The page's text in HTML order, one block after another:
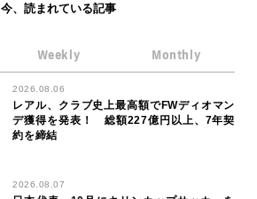
今、読まれている記事
Weekly Monthly
2026.08.06
レアル、クラブ史上最高額でFWディオマン
デ獲得を発表！ 総額227億円以上、7年契
約を締結
2026.08.07